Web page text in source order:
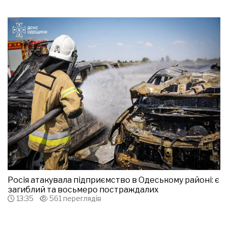
Росія атакувала підприємство в Одеському районі: є
загиблий та восьмеро постраждалих
13:35 561 переглядів